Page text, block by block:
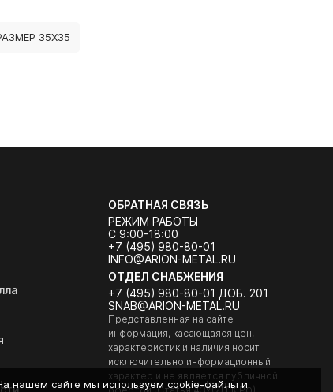
35Х35
ОБРАТНАЯ СВЯЗЬ
РЕЖИМ РАБОТЫ
С 9:00-18:00
+7 (495) 980-80-01
INFO@ARION-METAL.RU
ОТДЕЛ СНАБЖЕНИЯ
+7 (495) 980-80-01 ДОБ. 201
SNAB@ARION-METAL.RU
Представленная на сайте
информация, касающаяся цен,
характеристик и наличия носит
исключительно информационный
характер и не является публичной
нашем сайте мы используем cookie-файлы и